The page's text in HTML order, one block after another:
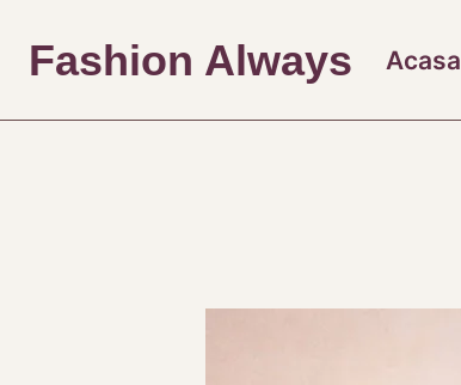
content
Fashion Always Acasa